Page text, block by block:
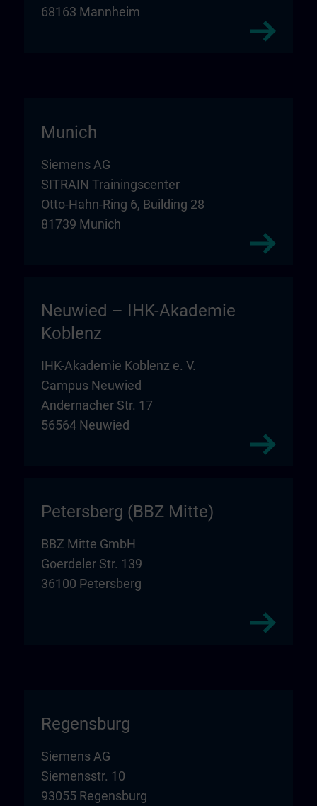
68163 Mannheim
Munich
Siemens AG
SITRAIN Trainingscenter
Otto-Hahn-Ring 6, Building 28
81739 Munich
Neuwied – IHK-Akademie
Koblenz
IHK-Akademie Koblenz e. V.
Campus Neuwied
Andernacher Str. 17
56564 Neuwied
Petersberg (BBZ Mitte)
BBZ Mitte GmbH
Goerdeler Str. 139
36100 Petersberg
Regensburg
Siemens AG
Siemensstr. 10
93055 Regensburg